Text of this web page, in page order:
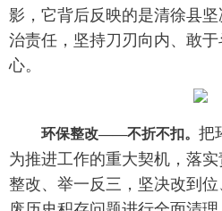
影，它背后反映的是清徐县
治责任，坚持刀刃向内、敢
心。
环保整改——不折不扣。 把
为推进工作的重大契机，落
整改、举一反三，坚决改到